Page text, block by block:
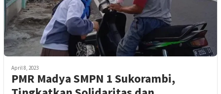
April 8, 2023
PMR Madya SMPN 1 Sukorambi,